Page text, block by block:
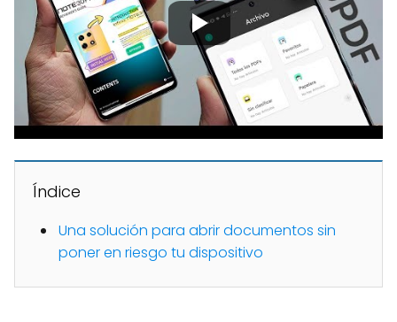
Índice
Una solución para abrir documentos sin
poner en riesgo tu dispositivo